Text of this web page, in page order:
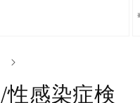
感染症検